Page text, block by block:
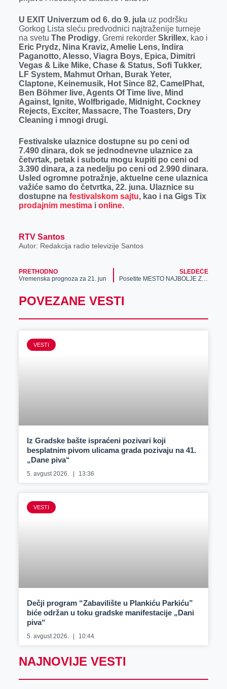
U EXIT Univerzum od 6. do 9. jula uz podršku
Gorkog Lista sleću predvodnici najtraženije turneje
na svetu The Prodigy, Gremi rekorder Skrillex, kao i
Eric Prydz, Nina Kraviz, Amelie Lens, Indira
Paganotto, Alesso, Viagra Boys, Epica, Dimitri
Vegas & Like Mike, Chase & Status, Sofi Tukker,
LF System, Mahmut Orhan, Burak Yeter,
Claptone, Keinemusik, Hot Since 82, CamelPhat,
Ben Böhmer live, Agents Of Time live, Mind
Against, Ignite, Wolfbrigade, Midnight, Cockney
Rejects, Exciter, Massacre, The Toasters, Dry
Cleaning i mnogi drugi.
Festivalske ulaznice dostupne su po ceni od
7.490 dinara, dok se jednodnevne ulaznice za
četvrtak, petak i subotu mogu kupiti po ceni od
3.390 dinara, a za nedelju po ceni od 2.990 dinara.
Usled ogromne potražnje, aktuelne cene ulaznica
važiće samo do četvrtka, 22. juna. Ulaznice su
dostupne na festivalskom sajtu, kao i na Gigs Tix
prodajnim mestimai online.
RTV Santos
Autor: Redakcija radio televizije Santos
PRETHODNO
Vremenska prognoza za 21. jun
SLEDEĆE
Posetite MESTO NAJBOLJE ZABAVE i preuzmite dozu MAGIČNIH BONUSA!
POVEZANE VESTI
VESTI
Iz Gradske bašte ispraćeni pozivari koji
besplatnim pivom ulicama grada pozivaju na 41.
„Dane piva“
5. avgust 2026. 13:36
VESTI
Dečji program “Zabavilište u Plankiću Parkiću”
biće održan u toku gradske manifestacije „Dani
piva“
5. avgust 2026. 10:44
NAJNOVIJE VESTI